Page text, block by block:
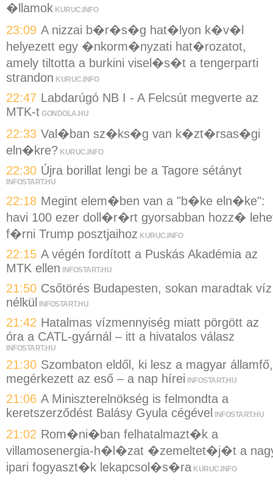
�llamok KURUC.INFO
23:09 A nizzai b�r�s�g hat�lyon k�v�l
helyezett egy �nkorm�nyzati hat�rozatot,
amely tiltotta a burkini visel�s�t a tengerparti
strandon KURUC.INFO
22:47 Labdarúgó NB I - A Felcsút megverte az
MTK-t GONDOLA.HU
22:33 Val�ban sz�ks�g van k�zt�rsas�gi
eln�kre? KURUC.INFO
22:30 Újra borillat lengi be a Tagore sétányt
INFOSTART.HU
22:18 Megint elem�ben van a "b�ke eln�ke":
havi 100 ezer doll�r�rt gyorsabban hozz�
f�rni Trump posztjaihoz KURUC.INFO
22:15 A végén fordított a Puskás Akadémia az
MTK ellen
INFOSTART.HU
21:50 Csőtörés Budapesten, sokan maradtak víz
nélkül
INFOSTART.HU
21:42 Hatalmas vízmennyiség miatt pörgött az
óra a CATL-gyárnál – itt a hivatalos válasz
INFOSTART.HU
21:30 Szombaton eldől, ki lesz a magyar államfő,
megérkezett az eső – a nap hírei
INFOSTART.HU
21:06 A Miniszterelnökség is felmondta a
keretszerződést Balásy Gyula cégével INFOSTART.HU
21:02 Rom�ni�ban felhatalmazt�k a
villamosenergia-h�l�zat �zemeltet�j�t a
ipari fogyaszt�k lekapcsol�s�ra KURUC.INFO